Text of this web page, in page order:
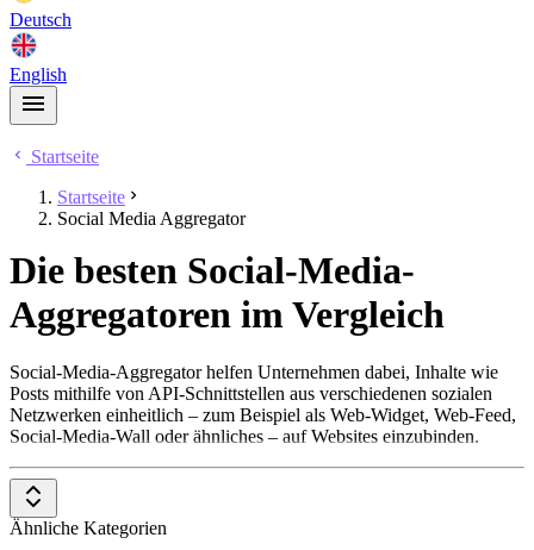
Deutsch
English
Startseite
Startseite
Social Media Aggregator
Die besten Social-Media-
Aggregatoren im Vergleich
Social-Media-Aggregator helfen Unternehmen dabei, Inhalte wie
Posts mithilfe von API-Schnittstellen aus verschiedenen sozialen
Netzwerken einheitlich – zum Beispiel als Web-Widget, Web-Feed,
Social-Media-Wall oder ähnliches – auf Websites einzubinden.
Ähnliche Kategorien